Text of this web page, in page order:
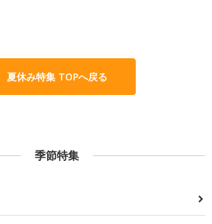
夏休み特集 TOPへ戻る
季節特集